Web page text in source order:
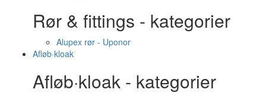
Rør & fittings - kategorier
Alupex rør - Uponor
Afløb·kloak
Afløb·kloak - kategorier